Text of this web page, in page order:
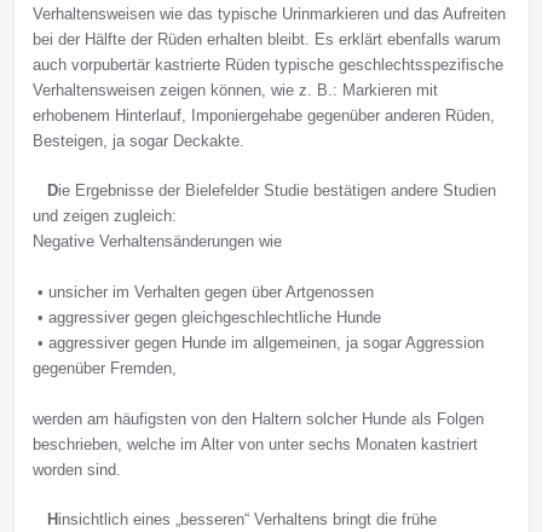
Verhaltensweisen wie das typische Urinmarkieren und das Aufreiten
bei der Hälfte der Rüden erhalten bleibt. Es erklärt ebenfalls warum
auch vorpubertär kastrierte Rüden typische geschlechtsspezifische
Verhaltensweisen zeigen können, wie z. B.: Markieren mit
erhobenem Hinterlauf, Imponiergehabe gegenüber anderen Rüden,
Besteigen, ja sogar Deckakte.
Die Ergebnisse der Bielefelder Studie bestätigen andere Studien
und zeigen zugleich:
Negative Verhaltensänderungen wie
• unsicher im Verhalten gegen über Artgenossen
• aggressiver gegen gleichgeschlechtliche Hunde
• aggressiver gegen Hunde im allgemeinen, ja sogar Aggression
gegenüber Fremden,
werden am häufigsten von den Haltern solcher Hunde als Folgen
beschrieben, welche im Alter von unter sechs Monaten kastriert
worden sind.
H insichtlich eines „besseren“ Verhaltens bringt die frühe